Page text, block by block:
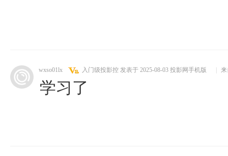
wxso01lx 入门级投影控 发表于 2025-08-03 投影网手机版
学习了